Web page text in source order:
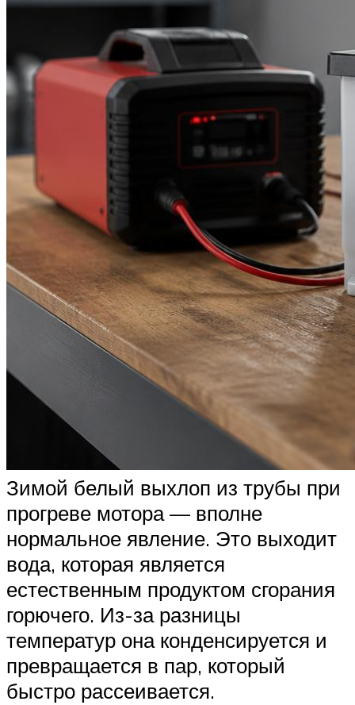
Зимой белый выхлоп из трубы при
прогреве мотора — вполне
нормальное явление. Это выходит
вода, которая является
естественным продуктом сгорания
горючего. Из-за разницы
температур она конденсируется и
превращается в пар, который
быстро рассеивается.